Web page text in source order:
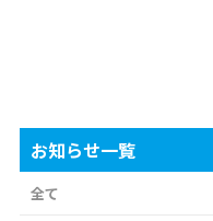
お知らせ一覧
全て